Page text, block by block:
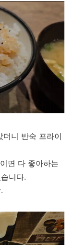
니 반숙 프라이
면 다 좋아하는
니다.